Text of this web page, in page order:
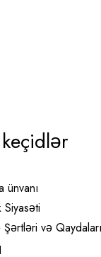
keçidlər
ünvanı
və Qaydaları